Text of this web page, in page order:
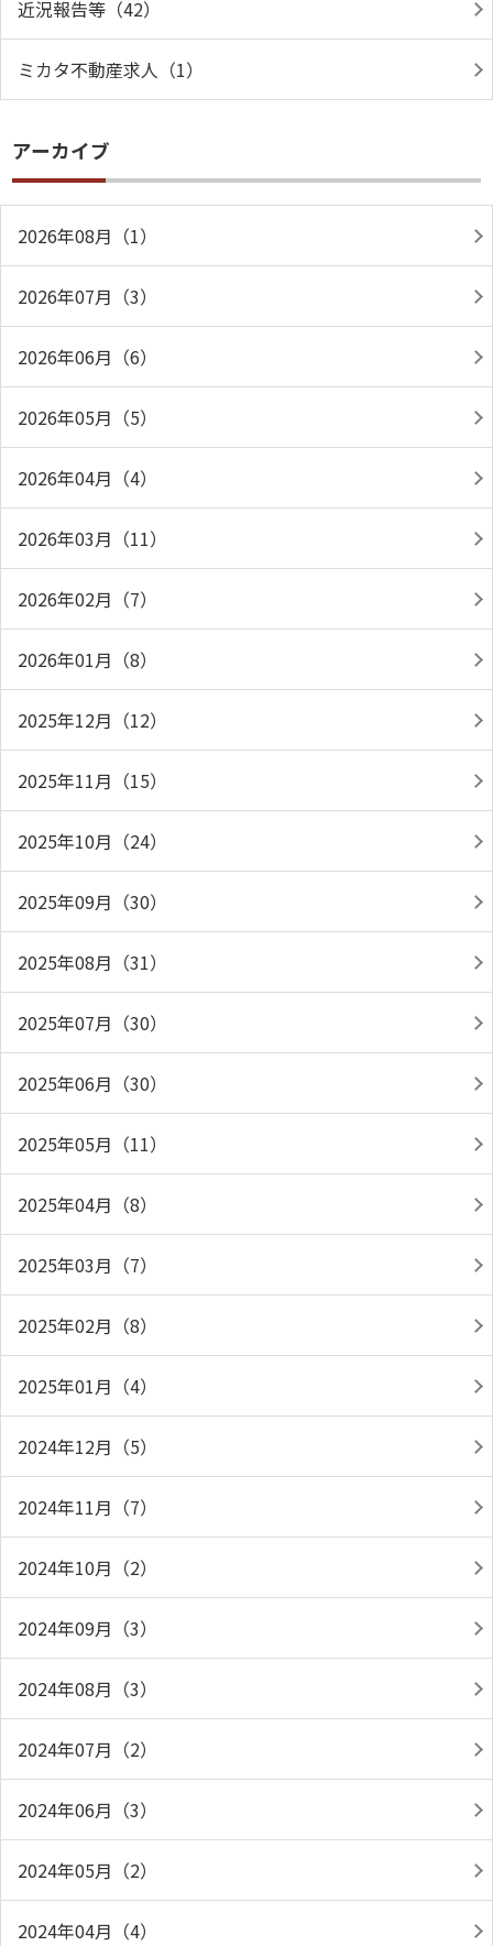
近況報告等（42）
ミカタ不動産求人（1）
アーカイブ
2026年08月（1）
2026年07月（3）
2026年06月（6）
2026年05月（5）
2026年04月（4）
2026年03月（11）
2026年02月（7）
2026年01月（8）
2025年12月（12）
2025年11月（15）
2025年10月（24）
2025年09月（30）
2025年08月（31）
2025年07月（30）
2025年06月（30）
2025年05月（11）
2025年04月（8）
2025年03月（7）
2025年02月（8）
2025年01月（4）
2024年12月（5）
2024年11月（7）
2024年10月（2）
2024年09月（3）
2024年08月（3）
2024年07月（2）
2024年06月（3）
2024年05月（2）
2024年04月（4）